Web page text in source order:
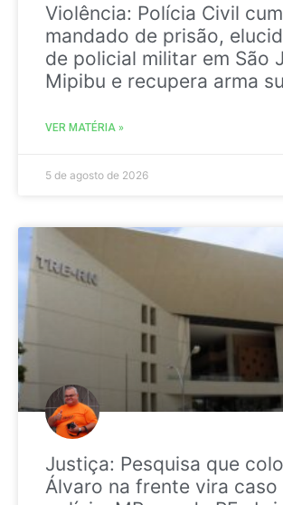
Violência: Polícia Civil
mandado de prisão,
de policial militar em São
Mipibu e recupera arma
VER MATÉRIA »
5 de agosto de 2026
Justiça: Pesquisa que
Álvaro na frente vira caso